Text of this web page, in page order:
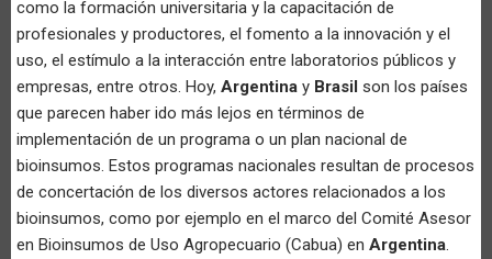
como la formación universitaria y la capacitación de
profesionales y productores, el fomento a la innovación y el
uso, el estímulo a la interacción entre laboratorios públicos y
empresas, entre otros. Hoy, Argentina y Brasil son los países
que parecen haber ido más lejos en términos de
implementación de un programa o un plan nacional de
bioinsumos. Estos programas nacionales resultan de procesos
de concertación de los diversos actores relacionados a los
bioinsumos, como por ejemplo en el marco del Comité Asesor
en Bioinsumos de Uso Agropecuario (Cabua) en Argentina.